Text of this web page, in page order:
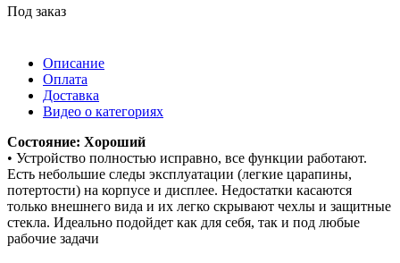
Под заказ
Описание
Оплата
Доставка
Видео о категориях
Состояние: Хороший
• Устройство полностью исправно, все функции работают.
Есть небольшие следы эксплуатации (легкие царапины,
потертости) на корпусе и дисплее. Недостатки касаются
только внешнего вида и их легко скрывают чехлы и защитные
стекла. Идеально подойдет как для себя, так и под любые
рабочие задачи